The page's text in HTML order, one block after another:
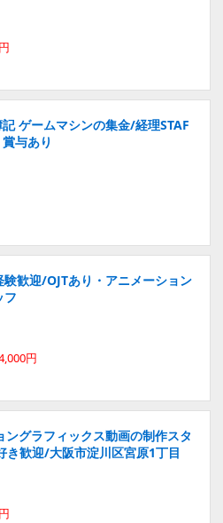
ゲームマシンの集金/経理STAF
与あり
験歓迎/OJTあり・アニメーション
フ
円
ングラフィックス動画の制作スタ
き歓迎/大阪市淀川区宮原1丁目